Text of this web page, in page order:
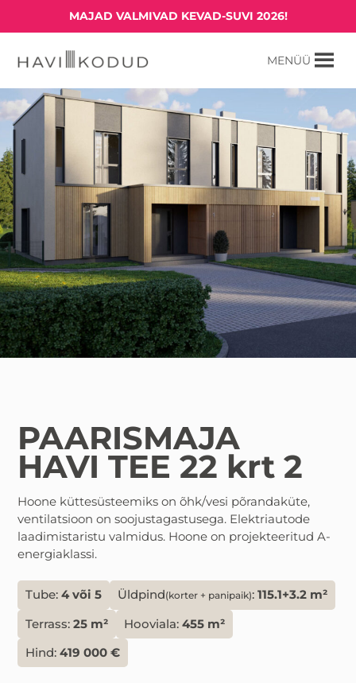
MAJAD VALMIVAD KEVAD-SUVI 2026!
Havi kodud
Pelgupaik Saku metsade vahel.
MENÜÜ
PAARISMAJA
HAVI TEE 22 krt 2
Hoone küttesüsteemiks on õhk/vesi põrandaküte,
ventilatsioon on soojustagastusega. Elektriautode
laadimistaristu valmidus. Hoone on projekteeritud A-
energiaklassi.
Tube:4 või 5 Üldpind(korter + panipaik): 115.1+3.2 m²
Terrass: 25 m² Hooviala: 455 m²
Hind: 419 000 €